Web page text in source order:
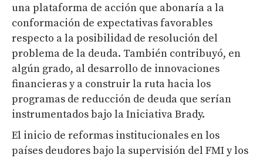
una plataforma de acción que abonaría a la
conformación de expectativas favorables
respecto a la posibilidad de resolución del
problema de la deuda. También contribuyó, en
algún grado, al desarrollo de innovaciones
financieras y a construir la ruta hacia los
programas de reducción de deuda que serían
instrumentados bajo la Iniciativa Brady.
El inicio de reformas institucionales en los
países deudores bajo la supervisión del FMI y los